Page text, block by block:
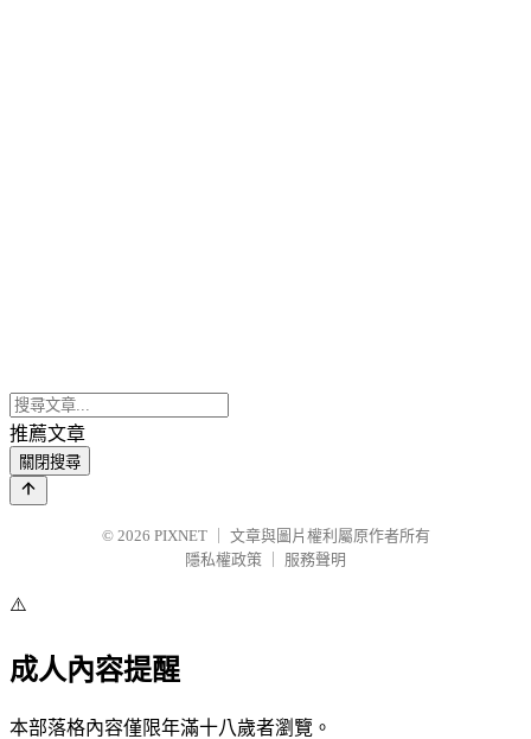
推薦文章
關閉搜尋
© 2026 PIXNET
文章與圖片權利屬原作者所有
隱私權政策
服務聲明
⚠️
成人內容提醒
本部落格內容僅限年滿十八歲者瀏覽。